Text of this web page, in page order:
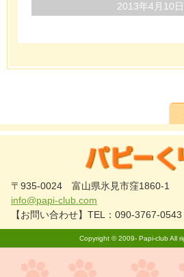
2013年4月10
〒935-0024 富山県氷見市窪1860-1
info@papi-club.com
【お問い合わせ】TEL：090-3767-
Copyright © 2009- Papi-clubAll